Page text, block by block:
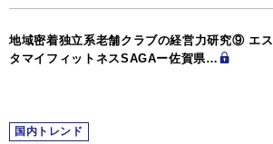
地域密着独立系老舗クラブの経営力研究⑨ エス
タマイフィットネスSAGAー佐賀県…
国内トレンド